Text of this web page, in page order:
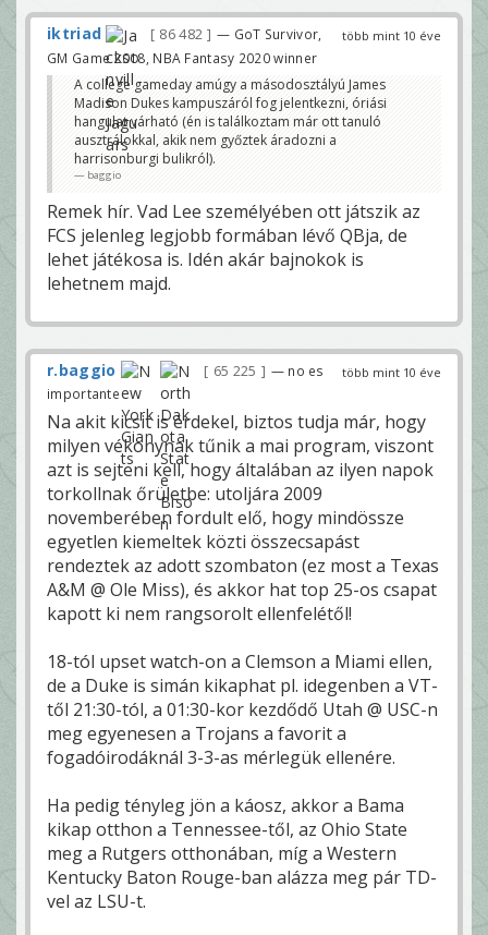
több mint 10 éve
iktriad 86 482
— GoT Survivor,
GM Game 2018, NBA Fantasy 2020 winner
A college gameday amúgy a másodosztályú James
Madison Dukes kampuszáról fog jelentkezni, óriási
hangulat várható (én is találkoztam már ott tanuló
ausztrálokkal, akik nem győztek áradozni a
harrisonburgi bulikról).
baggio
Remek hír. Vad Lee személyében ott játszik az
FCS jelenleg legjobb formában lévő QBja, de
lehet játékosa is. Idén akár bajnokok is
lehetnem majd.
több mint 10 éve
r.baggio 65 225
— no es
importante
Na akit kicsit is érdekel, biztos tudja már, hogy
milyen vékonynak tűnik a mai program, viszont
azt is sejteni kell, hogy általában az ilyen napok
torkollnak őrületbe: utoljára 2009
novemberében fordult elő, hogy mindössze
egyetlen kiemeltek közti összecsapást
rendeztek az adott szombaton (ez most a Texas
A&M @ Ole Miss), és akkor hat top 25-os csapat
kapott ki nem rangsorolt ellenfelétől!
18-tól upset watch-on a Clemson a Miami ellen,
de a Duke is simán kikaphat pl. idegenben a VT-
től 21:30-tól, a 01:30-kor kezdődő Utah @ USC-n
meg egyenesen a Trojans a favorit a
fogadóirodáknál 3-3-as mérlegük ellenére.
Ha pedig tényleg jön a káosz, akkor a Bama
kikap otthon a Tennessee-től, az Ohio State
meg a Rutgers otthonában, míg a Western
Kentucky Baton Rouge-ban alázza meg pár TD-
vel az LSU-t.